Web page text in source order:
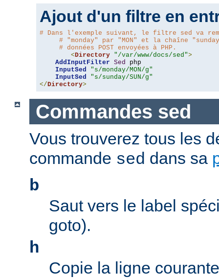
Ajout d'un filtre en
# Dans l'exemple suivant, le filtre sed va
# "monday" par "MON" et la chaîne
# données POST envoyées à PHP.
<Directory "/var/www/docs/sed">
AddInputFilter Sed
php
InputSed
"s/monday/MON/g"
InputSed
"s/sunday/SUN/g"
</Directory>
Commandes sed
Vous trouverez tous les
commande sed dans sa
b
Saut vers le label
goto).
h
Copie la ligne